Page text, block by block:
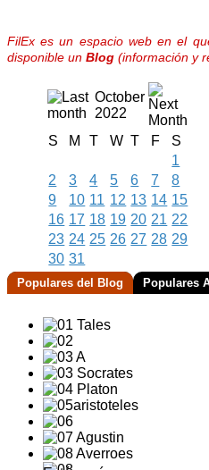
FilEx es un espacio web en el
disponible un Blog (información y
October
2022
S
M T W T F
S
1
2
3 4 5 6 7
8
9
10 11 12 13 14 15
16 17 18 19 20 21 22
23 24 25 26 27 28 29
30 31
Populares del Blog Populares